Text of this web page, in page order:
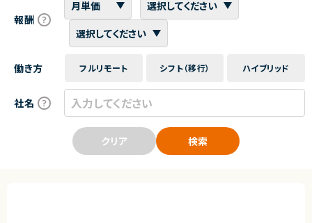
報酬
働き方 フルリモート シフト（移行） ハイブリッド
社名
クリア 検索